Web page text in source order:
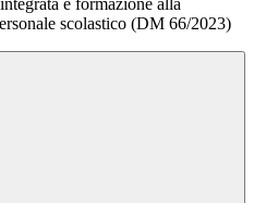
e formazione alla
scolastico (DM 66/2023)